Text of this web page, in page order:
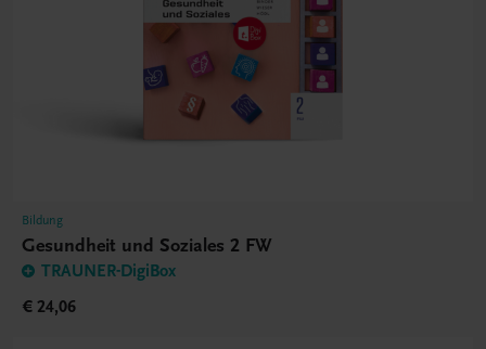
Bildung
Gesundheit und Soziales 2 FW
TRAUNER-DigiBox
€ 24,06